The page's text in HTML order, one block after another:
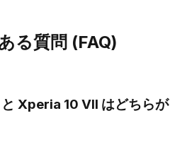
る質問 (FAQ)
Xperia 10 VII はどちらが